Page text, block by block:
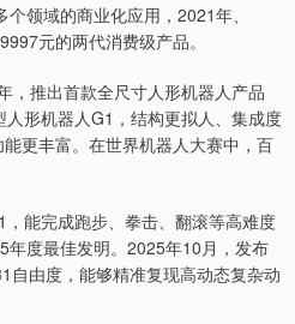
领域的商业化应用，2021年、
元的两代消费级产品。
，推出首款全尺寸人形机器人产品
形机器人G1，结构更拟人、集成度
更丰富。在世界机器人大赛中，百
能完成跑步、拳击、翻滚等高难度
年度最佳发明。2025年10月，发布
自由度，能够精准复现高动态复杂动